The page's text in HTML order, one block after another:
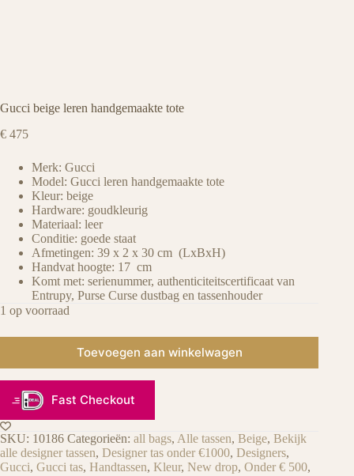
Gucci beige leren handgemaakte tote
€ 475
Merk: Gucci
Model: Gucci leren handgemaakte tote
Kleur: beige
Hardware: goudkleurig
Materiaal: leer
Conditie: goede staat
Afmetingen: 39 x 2 x 30 cm (LxBxH)
Handvat hoogte: 17 cm
Komt met: serienummer, authenticiteitscertificaat van
Entrupy, Purse Curse dustbag en tassenhouder
1 op voorraad
Toevoegen aan winkelwagen
Fast Checkout
SKU: 10186 Categorieën: all bags, Alle tassen, Beige, Bekijk
alle designer tassen, Designer tas onder €1000, Designers,
Gucci, Gucci tas, Handtassen, Kleur, New drop, Onder € 500,